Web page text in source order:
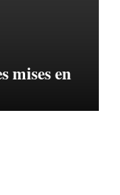
mises en